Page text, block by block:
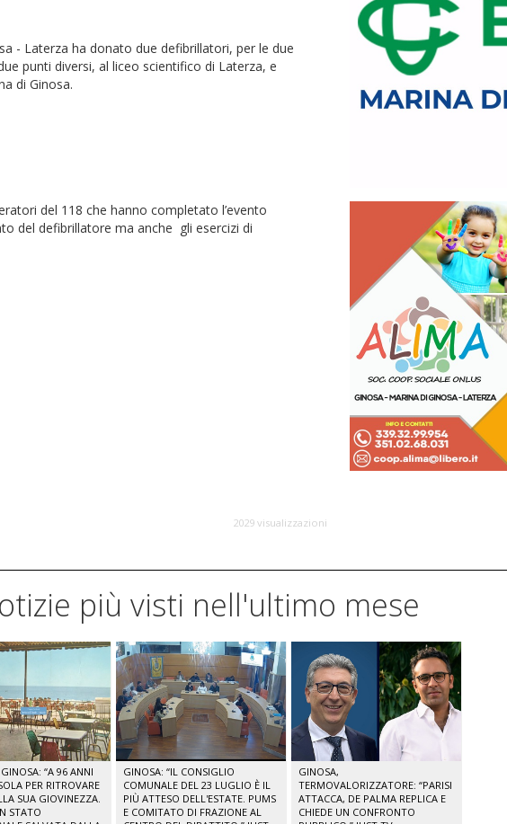
- Laterza ha donato due defibrillatori, per le due
punti diversi, al liceo scientifico di Laterza, e
di Ginosa.
del 118 che hanno completato l’evento
del defibrillatore ma anche gli esercizi di
2029 visualizzazioni
più visti nell'ultimo mese
“A 96 ANNI
PER RITROVARE
SUA GIOVINEZZA.
STATO
SALVATA DALLA
GINOSA: “IL CONSIGLIO
COMUNALE DEL 23 LUGLIO È IL
PIÙ ATTESO DELL'ESTATE. PUMS
E COMITATO DI FRAZIONE AL
CENTRO DEL DIBATTITO.” JUST
GINOSA,
TERMOVALORIZZATORE: “PARISI
ATTACCA, DE PALMA REPLICA E
CHIEDE UN CONFRONTO
PUBBLICO.” JUST TV